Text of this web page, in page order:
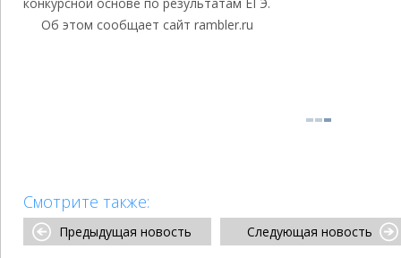
Об этом сообщает сайт rambler.ru
Смотрите также:
Предыдущая новость Следующая новость